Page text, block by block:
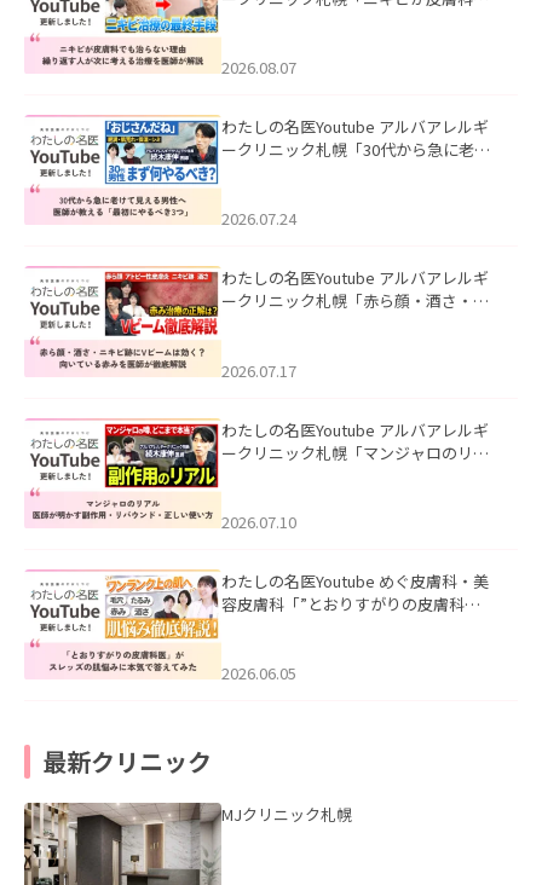
ました。
2026.08.07
わたしの名医Youtube アルバアレルギ
ークリニック札幌「30代から急に老け
た。
2026.07.24
わたしの名医Youtube アルバアレルギ
ークリニック札幌「赤ら顔・酒さ・ニ
した。
2026.07.17
わたしの名医Youtube アルバアレルギ
ークリニック札幌「マンジャロのリア
た。
2026.07.10
わたしの名医Youtube めぐ皮膚科・美
容皮膚科「”とおりすがりの皮膚科
2026.06.05
最新クリニック
MJクリニック札幌